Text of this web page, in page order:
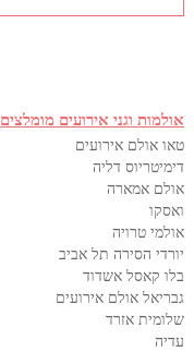
אולמות וגני אירועים מומלצים
טאו אולם אירועים
דימיטריוס דליה
אולם אמארה
ואסקו
אולמי טרויה
יורדי הסירה תל אביב
בלו קאסל אשדוד
גבריאל אולם אירועים
שלומית אזרד
עדיה